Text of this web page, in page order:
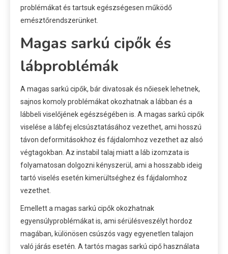
problémákat és tartsuk egészségesen működő
emésztőrendszerünket.
Magas sarkú cipők és
lábproblémák
A magas sarkú cipők, bár divatosak és nőiesek lehetnek,
sajnos komoly problémákat okozhatnak a lábban és a
lábbeli viselőjének egészségében is. A magas sarkú cipők
viselése a lábfej elcsúsztatásához vezethet, ami hosszú
távon deformitásokhoz és fájdalomhoz vezethet az alsó
végtagokban. Az instabil talaj miatt a láb izomzata is
folyamatosan dolgozni kényszerül, ami a hosszabb ideig
tartó viselés esetén kimerültséghez és fájdalomhoz
vezethet.
Emellett a magas sarkú cipők okozhatnak
egyensúlyproblémákat is, ami sérülésveszélyt hordoz
magában, különösen csúszós vagy egyenetlen talajon
való járás esetén. A tartós magas sarkú cipő használata